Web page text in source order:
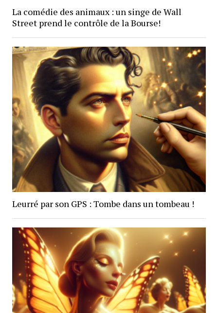
La comédie des animaux : un singe de Wall
Street prend le contrôle de la Bourse!
Leurré par son GPS : Tombe dans un tombeau !